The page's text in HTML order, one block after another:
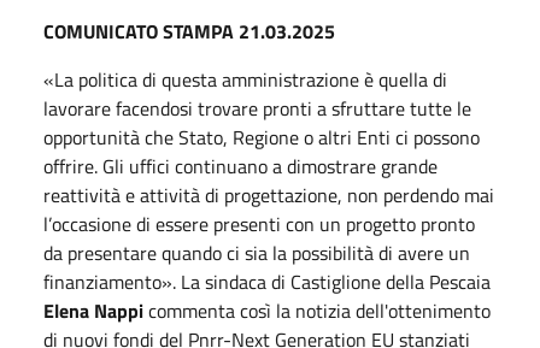
COMUNICATO STAMPA 21.03.2025
«La politica di questa amministrazione è quella di
lavorare facendosi trovare pronti a sfruttare tutte le
opportunità che Stato, Regione o altri Enti ci possono
offrire. Gli uffici continuano a dimostrare grande
reattività e attività di progettazione, non perdendo mai
l’occasione di essere presenti con un progetto pronto
da presentare quando ci sia la possibilità di avere un
finanziamento». La sindaca di Castiglione della Pescaia
Elena Nappicommenta così la notizia dell'ottenimento
di nuovi fondi del Pnrr-Next Generation EU stanziati